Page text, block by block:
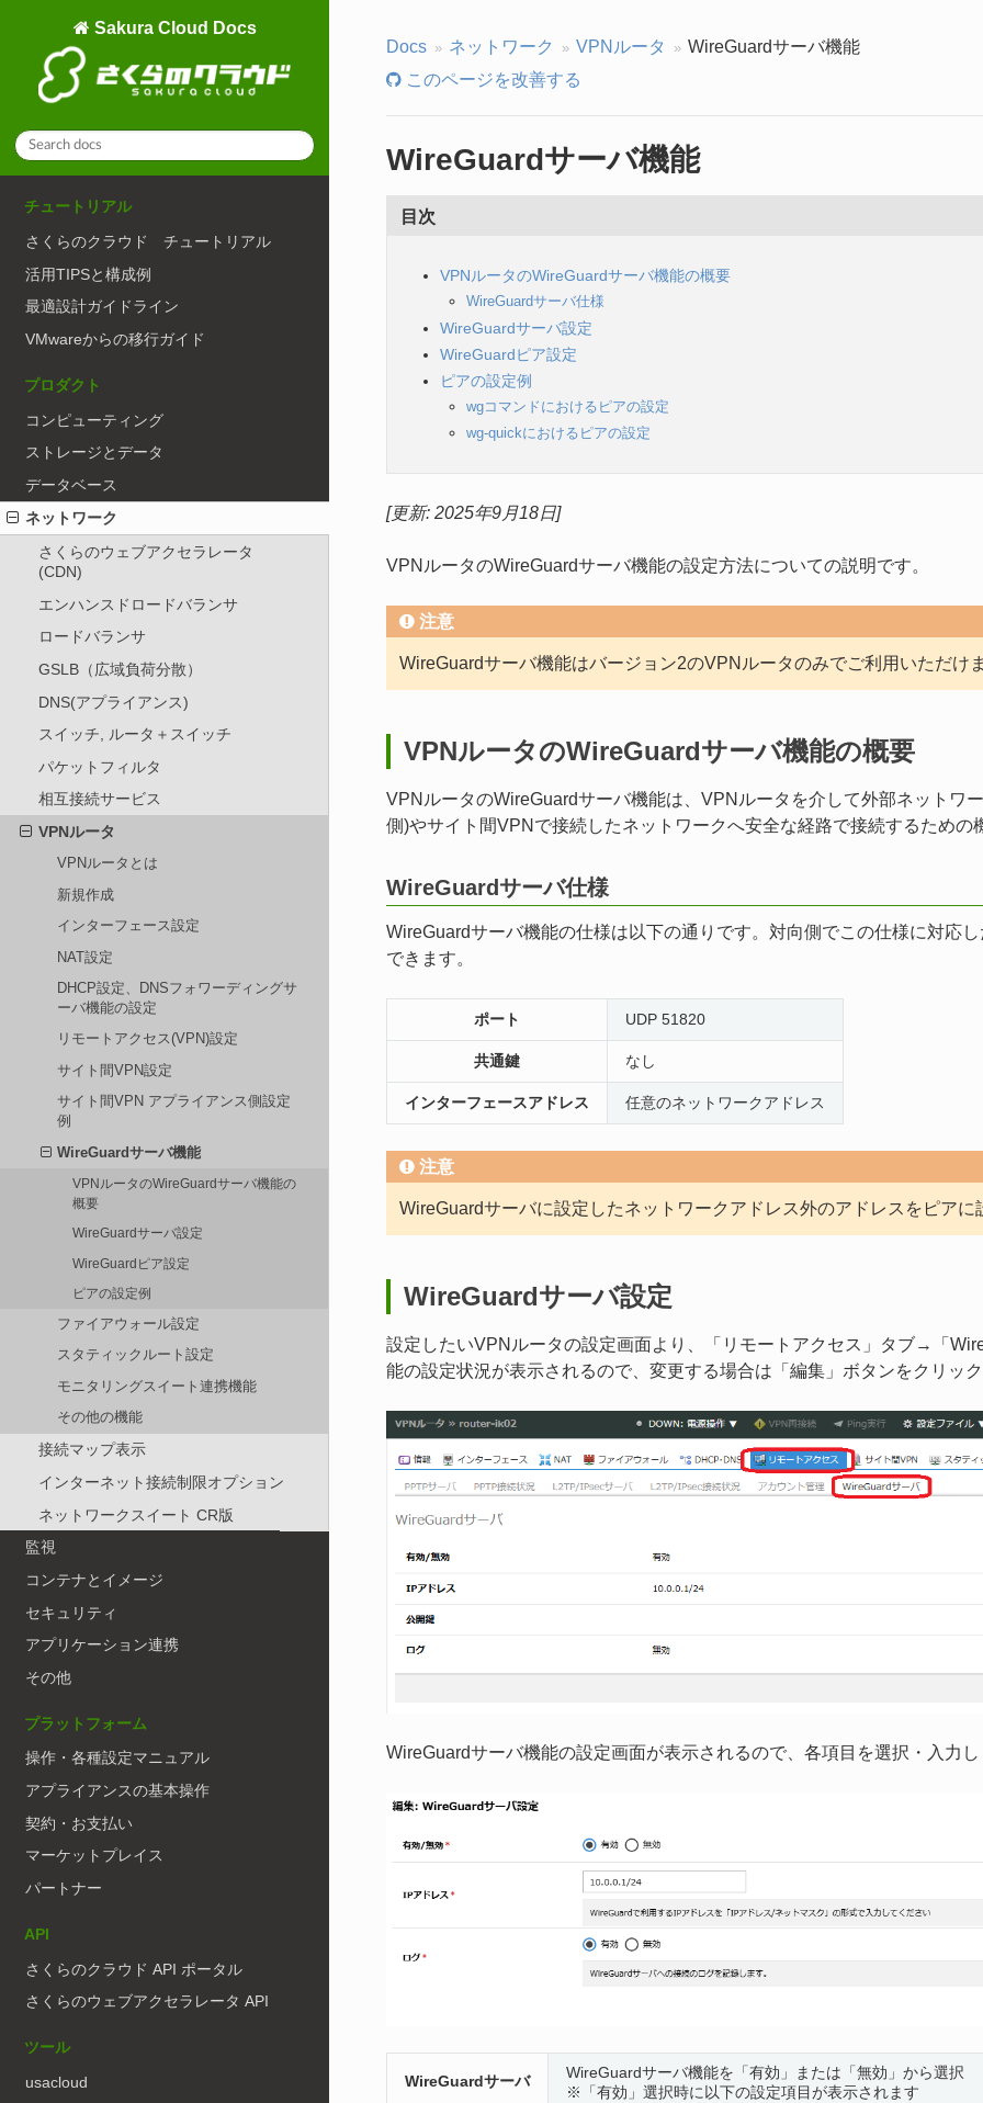
Sakura Cloud Docs
チュートリアル
さくらのクラウド チュートリアル
活用TIPSと構成例
最適設計ガイドライン
VMwareからの移行ガイド
プロダクト
コンピューティング
ストレージとデータ
データベース
ネットワーク
さくらのウェブアクセラレータ
(CDN)
エンハンスドロードバランサ
ロードバランサ
GSLB（広域負荷分散）
DNS(アプライアンス)
スイッチ, ルータ＋スイッチ
パケットフィルタ
相互接続サービス
VPNルータ
VPNルータとは
新規作成
インターフェース設定
NAT設定
DHCP設定、DNSフォワーディングサ
ーバ機能の設定
リモートアクセス(VPN)設定
サイト間VPN設定
サイト間VPN アプライアンス側設定
例
WireGuardサーバ機能
VPNルータのWireGuardサーバ機能の
概要
WireGuardサーバ設定
WireGuardピア設定
ピアの設定例
ファイアウォール設定
スタティックルート設定
モニタリングスイート連携機能
その他の機能
接続マップ表示
インターネット接続制限オプション
ネットワークスイート CR版
監視
コンテナとイメージ
セキュリティ
アプリケーション連携
その他
プラットフォーム
操作・各種設定マニュアル
アプライアンスの基本操作
契約・お支払い
マーケットプレイス
パートナー
API
さくらのクラウド API ポータル
さくらのウェブアクセラレータ API
ツール
usacloud
Docs ネットワーク VPNルータ
WireGuardサーバ機能
このページを改善する
WireGuardサーバ機能
目次
VPNルータのWireGuardサーバ機能の概要
WireGuardサーバ仕様
WireGuardサーバ設定
WireGuardピア設定
ピアの設定例
wgコマンドにおけるピアの設定
wg-quickにおけるピアの設定
[更新: 2025年9月18日]
VPNルータのWireGuardサーバ機能の設定方法についての説明です。
注意
WireGuardサーバ機能はバージョン2のVPNルータのみでご利用いただけ
VPNルータのWireGuardサーバ機能の概要
VPNルータのWireGuardサーバ機能は、VPNルータを介して外部ネットワ
側)やサイト間VPNで接続したネットワークへ安全な経路で接続するための
WireGuardサーバ仕様
WireGuardサーバ機能の仕様は以下の通りです。対向側でこの仕様に対応
できます。
ポート UDP 51820
共通鍵 なし
インターフェースアドレス 任意のネットワークアドレス
注意
WireGuardサーバに設定したネットワークアドレス外のアドレスをピア
WireGuardサーバ設定
設定したいVPNルータの設定画面より、「リモートアクセス」タブ→「
能の設定状況が表示されるので、変更する場合は「編集」ボタンをクリッ
WireGuardサーバ機能の設定画面が表示されるので、各項目を選択・入力
WireGuardサーバ
WireGuardサーバ機能を「有効」または「無効」から選択
※「有効」選択時に以下の設定項目が表示されます